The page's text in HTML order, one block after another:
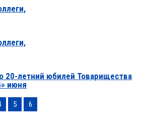
20-летний юбилей Товарищества
июня
5 6